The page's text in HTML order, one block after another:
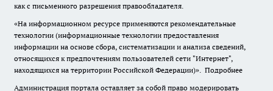
как с письменного разрешения правообладателя.
«На информационном ресурсе применяются рекомендательные
технологии (информационные технологии предоставления
информации на основе сбора, систематизации и анализа сведений,
относящихся к предпочтениям пользователей сети "Интернет",
находящихся на территории Российской Федерации)». Подробнее
Администрация портала оставляет за собой право модерировать